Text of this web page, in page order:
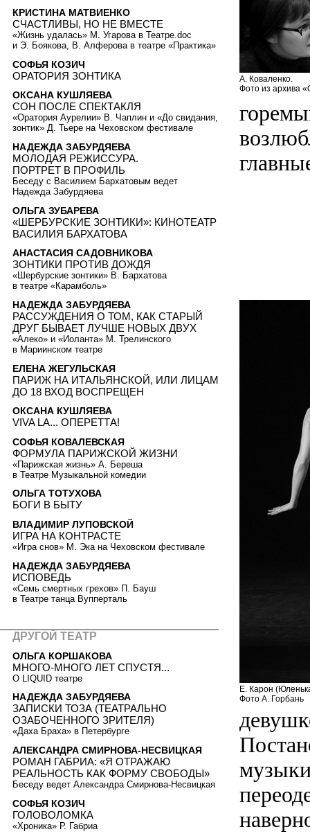
А. Коваленко.
Фото из архива
Е. Карон
Фото А. Горбань
КРИСТИНА МАТВИЕНКО
СЧАСТЛИВЫ, НО НЕ ВМЕСТЕ
«Жизнь удалась» М. Угарова в Театре.doc
и Э. Боякова, В. Алферова в театре «Практика»
СОФЬЯ КОЗИЧ
ОРАТОРИЯ ЗОНТИКА
ОКСАНА КУШЛЯЕВА
СОН ПОСЛЕ СПЕКТАКЛЯ
«Оратория Аурелии» В. Чаплин и «До свидания,
зонтик» Д. Тьере на Чеховском фестивале
НАДЕЖДА ЗАБУРДЯЕВА
МОЛОДАЯ РЕЖИССУРА.
ПОРТРЕТ В ПРОФИЛЬ
Беседу с Василием Бархатовым ведет
Надежда Забурдяева
ОЛЬГА ЗУБАРЕВА
«ШЕРБУРСКИЕ ЗОНТИКИ»: КИНОТЕАТР
ВАСИЛИЯ БАРХАТОВА
АНАСТАСИЯ САДОВНИКОВА
ЗОНТИКИ ПРОТИВ ДОЖДЯ
«Шербурские зонтики» В. Бархатова
в театре «Карамболь»
НАДЕЖДА ЗАБУРДЯЕВА
РАССУЖДЕНИЯ О ТОМ, КАК СТАРЫЙ
ДРУГ БЫВАЕТ ЛУЧШЕ НОВЫХ ДВУХ
«Алеко» и «Иоланта» М. Трелинского
в Мариинском театре
ЕЛЕНА ЖЕГУЛЬСКАЯ
ПАРИЖ НА ИТАЛЬЯНСКОЙ, ИЛИ ЛИЦАМ
ДО 18 ВХОД ВОСПРЕЩЕН
ОКСАНА КУШЛЯЕВА
VIVA LA... ОПЕРЕТТА!
СОФЬЯ КОВАЛЕВСКАЯ
ФОРМУЛА ПАРИЖСКОЙ ЖИЗНИ
«Парижская жизнь» А. Береша
в Театре Музыкальной комедии
ОЛЬГА ТОТУХОВА
БОГИ В БЫТУ
ВЛАДИМИР ЛУПОВСКОЙ
ИГРА НА КОНТРАСТЕ
«Игра снов» М. Эка на Чеховском фестивале
НАДЕЖДА ЗАБУРДЯЕВА
ИСПОВЕДЬ
«Семь смертных грехов» П. Бауш
в Театре танца Вупперталь
ДРУГОЙ ТЕАТР
ОЛЬГА КОРШАКОВА
МНОГО-МНОГО ЛЕТ СПУСТЯ...
О LIQUID театре
НАДЕЖДА ЗАБУРДЯЕВА
ЗАПИСКИ ТОЗА (ТЕАТРАЛЬНО
ОЗАБОЧЕННОГО ЗРИТЕЛЯ)
«Даха Браха» в Петербурге
АЛЕКСАНДРА СМИРНОВА-НЕСВИЦКАЯ
РОМАН ГАБРИА: «Я ОТРАЖАЮ
РЕАЛЬНОСТЬ КАК ФОРМУ СВОБОДЫ»
Беседу ведет Александра Смирнова-Несвицкая
СОФЬЯ КОЗИЧ
ГОЛОВОЛОМКА
«Хроника» Р. Габриа